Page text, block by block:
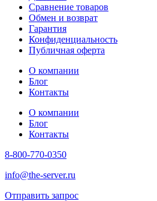
Сравнение товаров
Обмен и возврат
Гарантия
Конфиденциальность
Публичная оферта
О компании
Блог
Контакты
О компании
Блог
Контакты
8-800-770-0350
info@the-server.ru
Отправить запрос